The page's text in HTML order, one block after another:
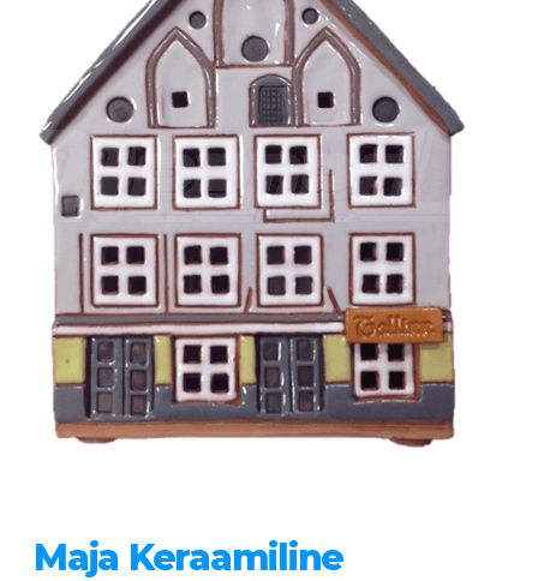
Maja Keraamiline